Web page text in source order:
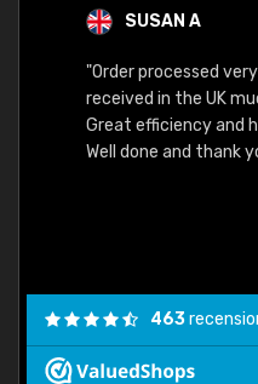
SUSAN A
"Order processed
received in the UK
Great efficiency and
Well done and thank
463